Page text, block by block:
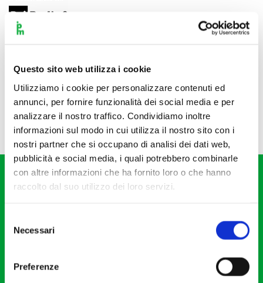
Questo sito web utilizza i cookie
Utilizziamo i cookie per personalizzare contenuti ed
annunci, per fornire funzionalità dei social media e per
analizzare il nostro traffico. Condividiamo inoltre
informazioni sul modo in cui utilizza il nostro sito con i
nostri partner che si occupano di analisi dei dati web,
pubblicità e social media, i quali potrebbero combinarle
con altre informazioni che ha fornito loro o che hanno
raccolto dal suo utilizzo dei loro servizi.
delNecessari
Preferenze
20121 Milano